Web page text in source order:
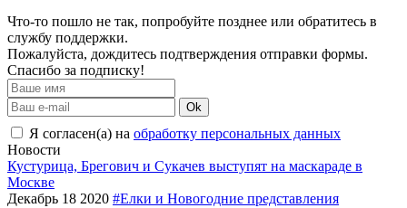
Что-то пошло не так, попробуйте позднее или обратитесь в
службу поддержки.
Пожалуйста, дождитесь подтверждения отправки формы.
Спасибо за подписку!
Ok
Я согласен(а) на обработку персональных данных
Новости
Кустурица, Брегович и Сукачев выступят на маскараде в
Москве
Декабрь 18 2020 #Елки и Новогодние представления